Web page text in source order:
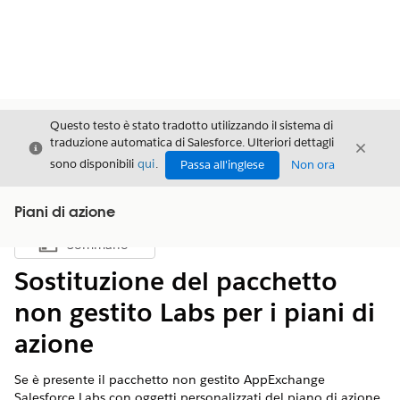
Chiudi
Questo testo è stato tradotto utilizzando il sistema di
traduzione automatica di Salesforce. Ulteriori dettagli
sono disponibili qui. Passa all'inglese Non ora
Chiudi
Piani di azione
Mostra sommario
Sommario
Sostituzione del pacchetto
non gestito Labs per i piani di
azione
Se è presente il pacchetto non gestito AppExchange